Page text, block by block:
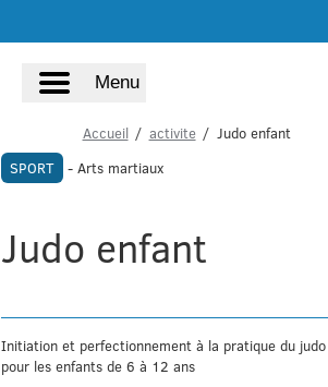
Menu
Accueil activite
Judo enfant
SPORT
- Arts martiaux
Judo enfant
Initiation et perfectionnement à la pratique du judo
pour les enfants de 6 à 12 ans